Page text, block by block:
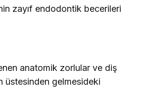
zayıf endodontik becerileri
anatomik zorlular ve diş
üstesinden gelmesideki